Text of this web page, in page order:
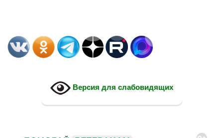
Версия для слабовидящих